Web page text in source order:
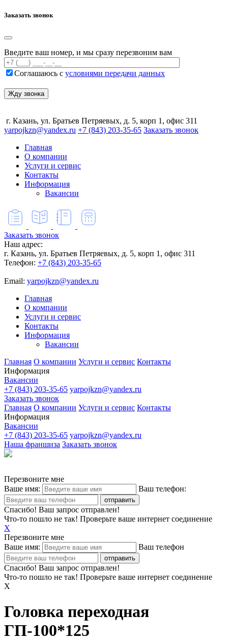
Заказать звонок
Введите ваш номер, и мы сразу перезвоним вам
Соглашаюсь с условиями передачи данных
г. Казань, ул. Братьев Петряевых, д. 5, корп 1, офис 311
yarpojkzn@yandex.ru +7 (843) 203-35-65 Заказать звонок
Главная
О компании
Услуги и сервис
Контакты
Информация
Вакансии
Заказать звонок
Наш адрес:
г. Казань, ул. Братьев Петряевых, д. 5, корп 1, офис 311
Телефон: +7 (843) 203-35-65
Email: yarpojkzn@yandex.ru
Главная
О компании
Услуги и сервис
Контакты
Информация
Вакансии
Главная О компании Услуги и сервис Контакты
Информация
Вакансии
+7 (843) 203-35-65 yarpojkzn@yandex.ru
Заказать звонок
Главная О компании Услуги и сервис Контакты
Информация
Вакансии
+7 (843) 203-35-65 yarpojkzn@yandex.ru
Наша франшиза Заказать звонок
Перезвоните мне
Ваше имя:
Ваш телефон:
Спасибо! Ваш запрос отправлен!
Что-то пошло не так! Проверьте ваше интернет соединение
X
Перезвоните мне
Ваше имя:
Ваш телефон
Спасибо! Ваш запрос отправлен!
Что-то пошло не так! Проверьте ваше интернет соединение
X
Головка переходная
ГП-100*125